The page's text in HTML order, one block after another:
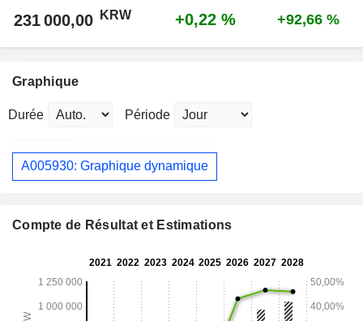
231 000,00 KRW +0,22 % +92,66 %
Graphique
Durée Période
A005930: Graphique dynamique
Compte de Résultat et Estimations